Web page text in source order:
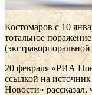
Костомаров с 10
тотальное
20 февраля «РИА
ссылкой на
Новости»